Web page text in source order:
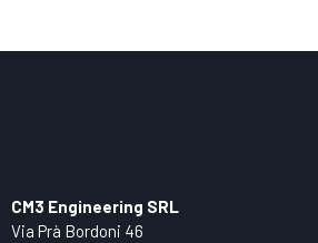
CM3 Engineering SRL
Via Prà Bordoni 46